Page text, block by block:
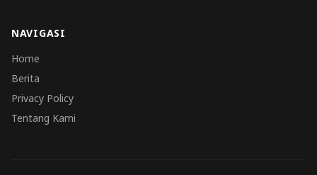
NAVIGASI
Home
Berita
Privacy Policy
Tentang Kami